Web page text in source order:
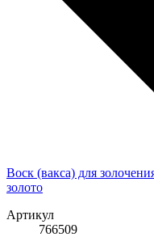
Воск (вакса) для
золото
Артикул
766509